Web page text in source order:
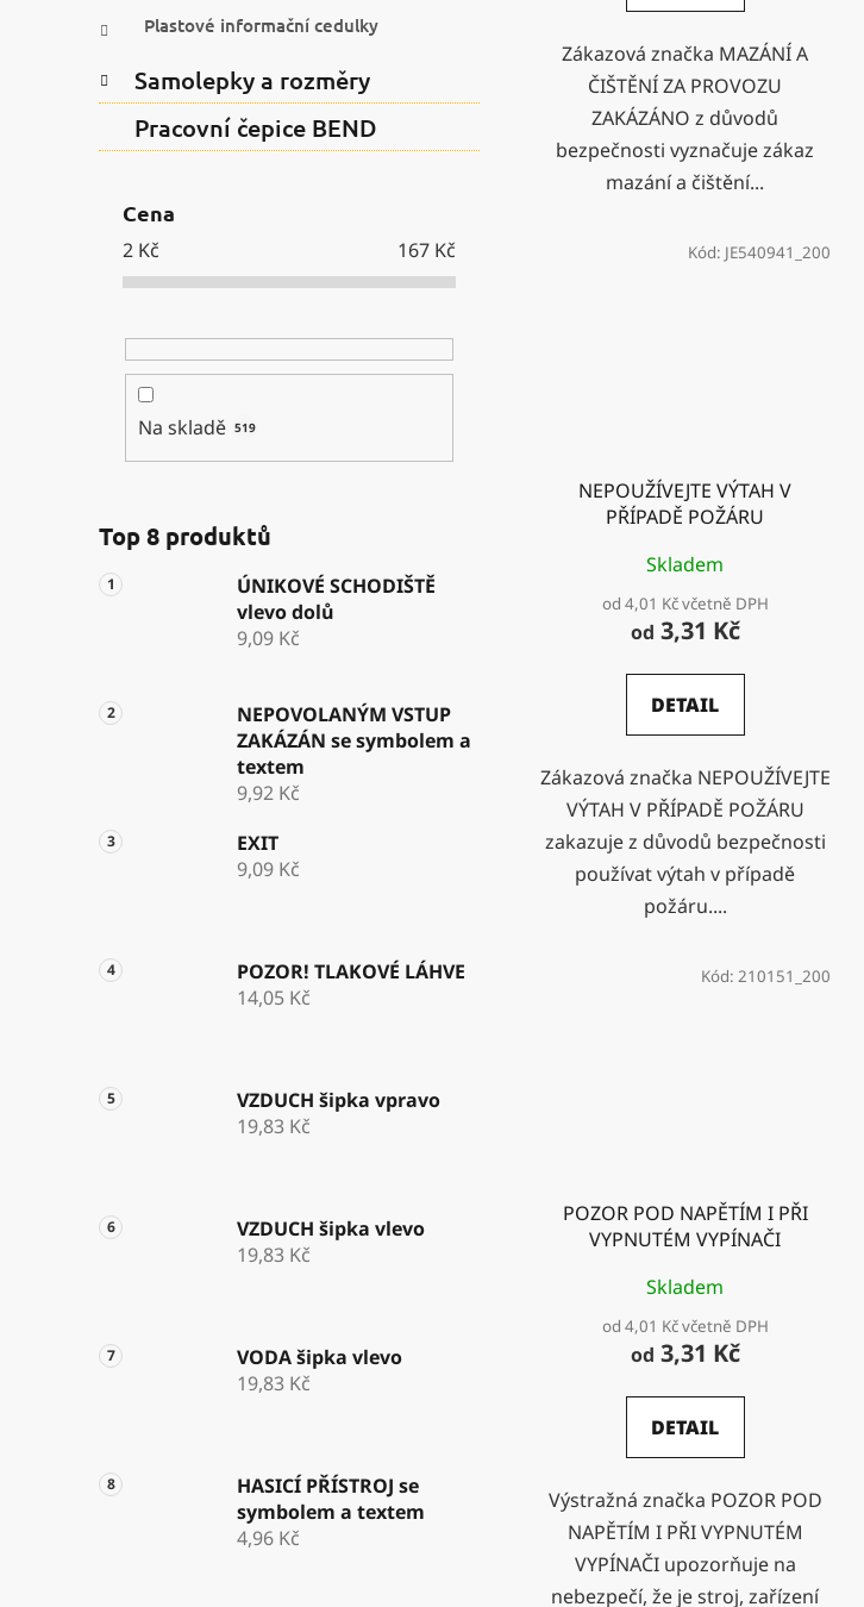
Plastové informační cedulky
Samolepky a rozměry
Pracovní čepice BEND
Cena
2 Kč 167 Kč
Na skladě 519
Top 8 produktů
ÚNIKOVÉ SCHODIŠTĚ
vlevo dolů
9,09 Kč
NEPOVOLANÝM VSTUP
ZAKÁZÁN se symbolem a
textem
9,92 Kč
EXIT
9,09 Kč
POZOR! TLAKOVÉ LÁHVE
14,05 Kč
VZDUCH šipka vpravo
19,83 Kč
VZDUCH šipka vlevo
19,83 Kč
VODA šipka vlevo
19,83 Kč
HASICÍ PŘÍSTROJ se
symbolem a textem
4,96 Kč
Zákazová značka MAZÁNÍ A
ČIŠTĚNÍ ZA PROVOZU
ZAKÁZÁNO z důvodů
bezpečnosti vyznačuje zákaz
mazání a čištění...
NEPOUŽÍVEJTE VÝTAH V
PŘÍPADĚ POŽÁRU
Skladem
od 4,01 Kč včetně DPH
od 3,31 Kč
DETAIL
Zákazová značka NEPOUŽÍVEJTE
VÝTAH V PŘÍPADĚ POŽÁRU
zakazuje z důvodů bezpečnosti
používat výtah v případě
požáru....
Kód: JE540941_200
POZOR POD NAPĚTÍM I PŘI
VYPNUTÉM VYPÍNAČI
Skladem
od 4,01 Kč včetně DPH
od 3,31 Kč
DETAIL
Výstražná značka POZOR POD
NAPĚTÍM I PŘI VYPNUTÉM
VYPÍNAČI upozorňuje na
nebezpečí, že je stroj, zařízení
Kód: 210151_200